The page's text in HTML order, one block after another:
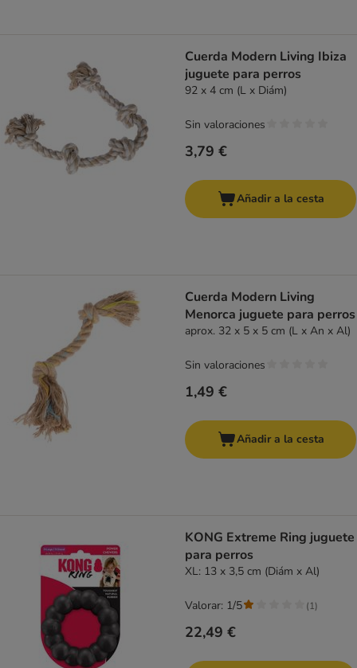
Cuerda Modern Living Ibiza
juguete para perros
92 x 4 cm (L x Diám)
3,79 €
Sin valoraciones
Añadir a la cesta
Cuerda Modern Living
Menorca juguete para perros
aprox. 32 x 5 x 5 cm (L x An x Al)
1,49 €
Sin valoraciones
Añadir a la cesta
KONG Extreme Ring juguete
para perros
XL: 13 x 3,5 cm (Diám x Al)
22,49 €
Valorar: 1/5 (1)